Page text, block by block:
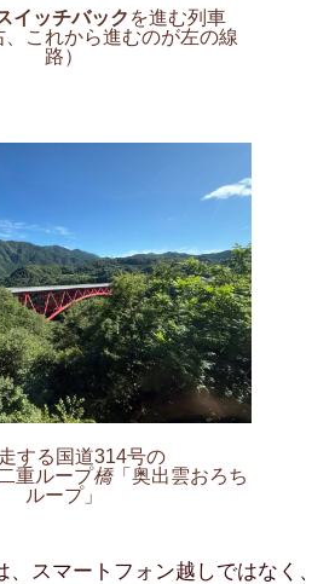
イッチバック を進む列車
、これから進むのが左の線
路）
する国道314号の
重ループ橋「奥出雲おろち
ループ」
スマートフォン越しではなく、